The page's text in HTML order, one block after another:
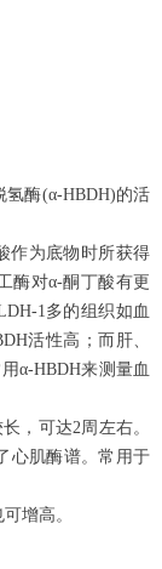
氢酶(α-HBDH)的活
作为底物时所获得
酶对α-酮丁酸有更
1多的组织如血
活性高；而肝、
α-HBDH来测量血
，可达2周左右。
心肌酶谱。常用于
增高。